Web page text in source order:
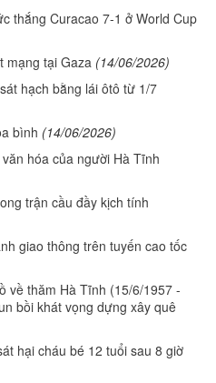
thắng Curacao 7-1 ở World Cup
mạng tại Gaza (14/06/2026)
hạch bằng lái ôtô từ 1/7
bình (14/06/2026)
hóa của người Hà Tĩnh
trận cầu đầy kịch tính
giao thông trên tuyến cao tốc
về thăm Hà Tĩnh (15/6/1957 -
bồi khát vọng dựng xây quê
hại cháu bé 12 tuổi sau 8 giờ